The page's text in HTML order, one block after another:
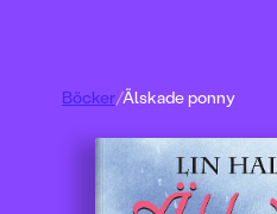
Böcker/Älskade ponny